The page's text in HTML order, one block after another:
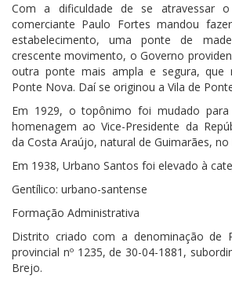
Com a dificuldade de se atravessar
comerciante Paulo Fortes mandou
estabelecimento, uma ponte de
crescente movimento, o Governo
outra ponte mais ampla e segura, que
Ponte Nova. Daí se originou a Vila de
Em 1929, o topônimo foi mudado para
homenagem ao Vice-Presidente da
da Costa Araújo, natural de Guimarães,
Em 1938, Urbano Santos foi elevado à
Gentílico: urbano-santense
Formação Administrativa
Distrito criado com a denominação de
provincial nº 1235, de 30-04-1881,
Brejo.